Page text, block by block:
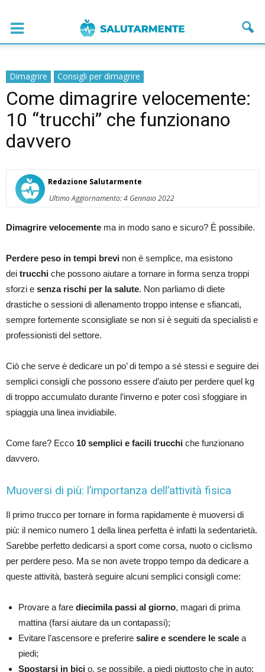
Dimagrire Consigli per dimagrire
Come dimagrire velocemente:
10 “trucchi” che funzionano
davvero
Redazione Salutarmente
Ultimo Aggiornamento: 4 Gennaio 2022
Dimagrire velocemente ma in modo sano e sicuro? È possibile.
Perdere peso in tempi brevi non è semplice, ma esistono
dei trucchi che possono aiutare a tornare in forma senza troppi
sforzi e senza rischi per la salute. Non parliamo di diete
drastiche o sessioni di allenamento troppo intense e sfiancati,
sempre fortemente sconsigliate se non si è seguiti da specialisti e
professionisti del settore.
Ciò che serve è dedicare un po’ di tempo a sé stessi e seguire dei
semplici consigli che possono essere d’aiuto per perdere quel kg
di troppo accumulato durante l’inverno e poter così sfoggiare in
spiaggia una linea invidiabile.
Come fare? Ecco 10 semplici e facili trucchi che funzionano
davvero.
Muoversi di più: l’importanza dell’attività fisica
Il primo trucco per tornare in forma rapidamente è muoversi di
più: il nemico numero 1 della linea perfetta è infatti la sedentarietà.
Sarebbe perfetto dedicarsi a sport come corsa, nuoto o ciclismo
per perdere peso. Ma se non avete troppo tempo da dedicare a
queste attività, basterà seguire alcuni semplici consigli come:
Provare a fare diecimila passi al giorno, magari di prima
mattina (farsi aiutare da un contapassi);
Evitare l’ascensore e preferire salire e scendere le scale a
piedi;
Spostarsi in bici o, se possibile, a piedi piuttosto che in auto;